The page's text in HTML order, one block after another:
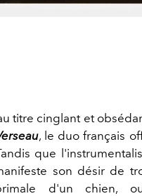
titre cinglant et
, le duo français
que
son désir de
d'un chien,